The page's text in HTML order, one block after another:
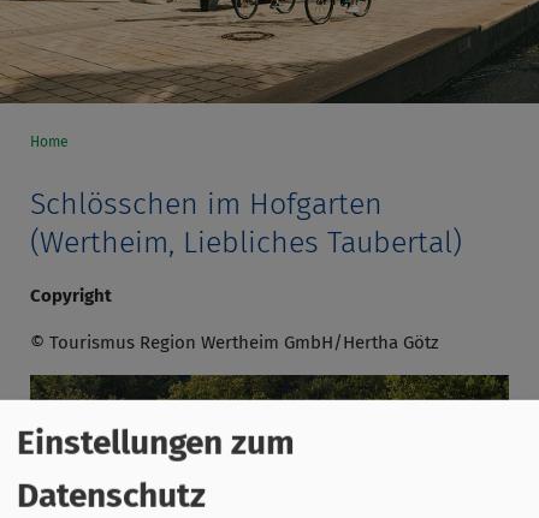
Home
Schlösschen im Hofgarten
(Wertheim, Liebliches Taubertal)
Copyright
© Tourismus Region Wertheim GmbH/Hertha Götz
Einstellungen zum
Datenschutz